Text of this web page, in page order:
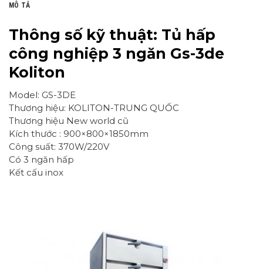
MÔ TẢ
Thông số kỹ thuật: Tủ hấp
công nghiệp 3 ngăn Gs-3de
Koliton
Model: GS-3DE
Thương hiệu: KOLITON-TRUNG QUỐC
Thương hiệu New world cũ
Kích thước : 900×800×1850mm
Công suất: 370W/220V
Có 3 ngăn hấp
Kết cấu inox